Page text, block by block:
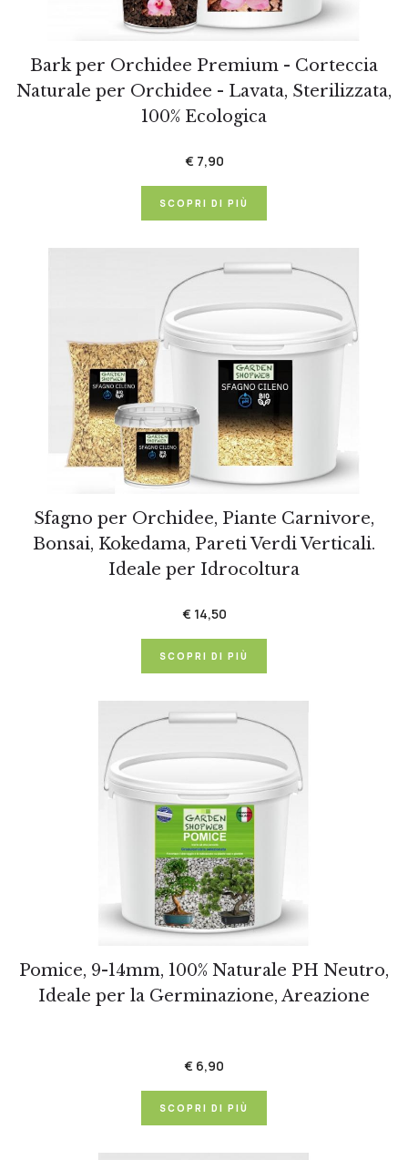
Bark per Orchidee Premium - Corteccia
Naturale per Orchidee - Lavata, Sterilizzata,
100% Ecologica
€ 7,90
SCOPRI DI PIÙ
Sfagno per Orchidee, Piante Carnivore,
Bonsai, Kokedama, Pareti Verdi Verticali.
Ideale per Idrocoltura
€ 14,50
SCOPRI DI PIÙ
Pomice, 9-14mm, 100% Naturale PH Neutro,
Ideale per la Germinazione, Areazione
€ 6,90
SCOPRI DI PIÙ